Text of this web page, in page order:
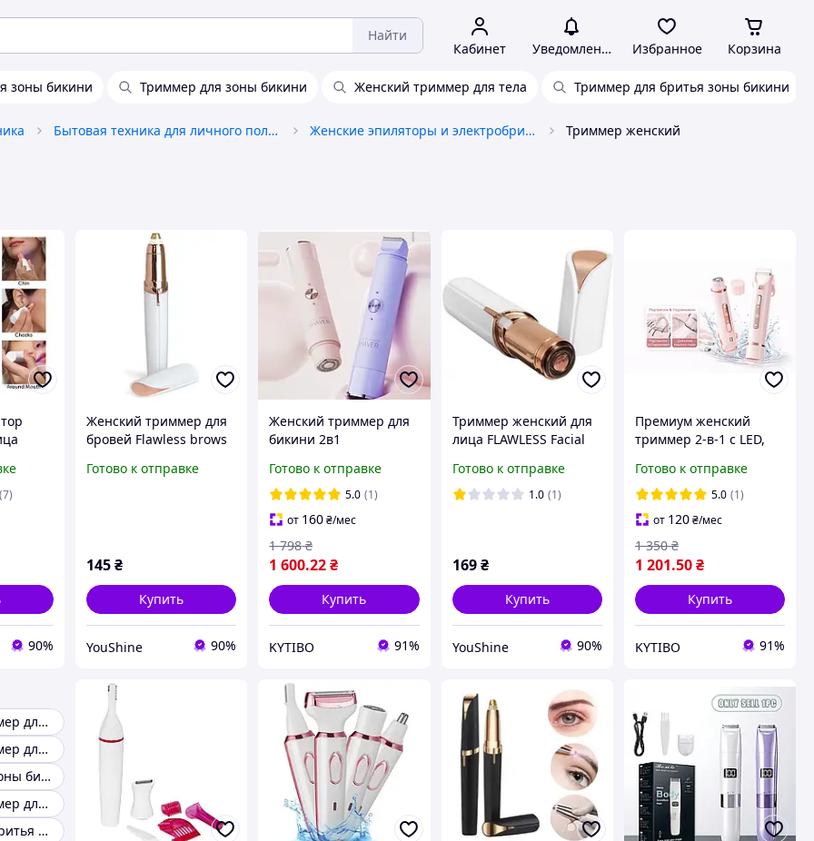
Найти
Кабинет Уведомления Избранное Корзина
зоны бикини Триммер для зоны бикини Женский триммер для тела Триммер для бритья зоны бикини
Бытовая техника для личного пользования Женские эпиляторы и электробритвы Триммер женский
(7)
90%
Женский триммер для
бровей Flawless brows
Готово к отправке
145₴
Купить
YouShine 90%
Женский триммер для
бикини 2в1
водонепроницаемый,
аккумулятор 400 мАч, с
индикатором заряда,
электробритва для
тела
Готово к отправке
5.0 (1)
от 160₴/мес
1 600.22₴
1 798 ₴
Купить
KYTIBO 91%
Триммер женский для
лица FLAWLESS Facial
YU227
Готово к отправке
1.0 (1)
169 ₴
Купить
YouShine 90%
Премиум женский
триммер 2-в-1 с LED,
беспроводной, USB-
зарядка,
безболезненное
бритье
Готово к отправке
5.0 (1)
от 120₴/мес
1 201.50₴
1 350 ₴
Купить
KYTIBO 91%
Женский триммер для лица
Женский триммер для зоны бикини
Триммер для зоны бикини
Женский триммер для тела
Триммер для бритья зоны бикини